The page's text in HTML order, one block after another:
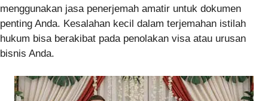
menggunakan jasa penerjemah amatir untuk dokumen
penting Anda. Kesalahan kecil dalam terjemahan istilah
hukum bisa berakibat pada penolakan visa atau urusan
bisnis Anda.